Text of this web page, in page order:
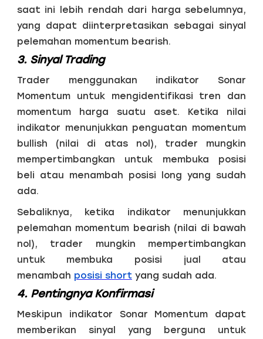
saat ini lebih rendah dari harga sebelumnya,
yang dapat diinterpretasikan sebagai sinyal
pelemahan momentum bearish.
3. Sinyal Trading
Trader menggunakan indikator Sonar
Momentum untuk mengidentifikasi tren dan
momentum harga suatu aset. Ketika nilai
indikator menunjukkan penguatan momentum
bullish (nilai di atas nol), trader mungkin
mempertimbangkan untuk membuka posisi
beli atau menambah posisi long yang sudah
ada.
Sebaliknya, ketika indikator menunjukkan
pelemahan momentum bearish (nilai di bawah
nol), trader mungkin mempertimbangkan
untuk membuka posisi jual atau
menambah posisi shortyang sudah ada.
4. Pentingnya Konfirmasi
Meskipun indikator Sonar Momentum dapat
memberikan sinyal yang berguna untuk